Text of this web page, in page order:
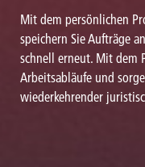
Mit dem persönlichen
speichern Sie Aufträge
schnell erneut. Mit dem
Arbeitsabläufe und
wiederkehrender